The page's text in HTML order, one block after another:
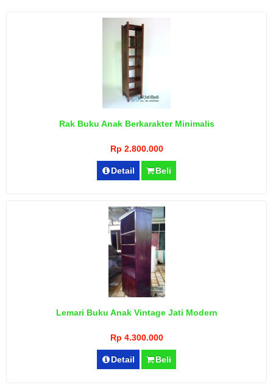
Rak Buku Anak Berkarakter Minimalis
Rp 2.800.000
Detail Beli
Lemari Buku Anak Vintage Jati Modern
Rp 4.300.000
Detail Beli